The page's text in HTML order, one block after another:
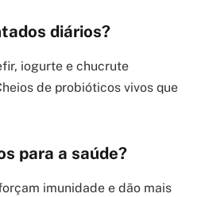
diários?
iogurte e chucrute
de probióticos vivos que
para a saúde?
imunidade e dão mais